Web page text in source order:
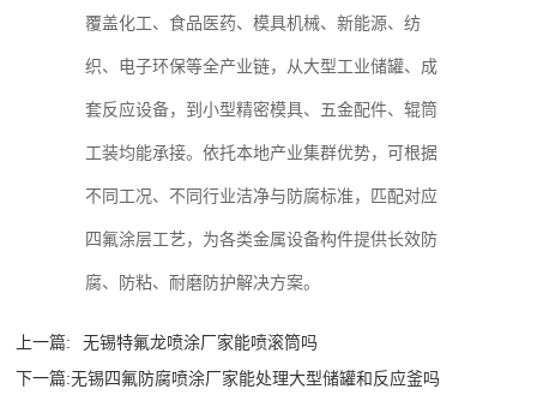
覆盖化工、食品医药、模具机械、新能源、纺
织、电子环保等全产业链，从大型工业储罐、成
套反应设备，到小型精密模具、五金配件、辊筒
工装均能承接。依托本地产业集群优势，可根据
不同工况、不同行业洁净与防腐标准，匹配对应
四氟涂层工艺，为各类金属设备构件提供长效防
腐、防粘、耐磨防护解决方案。
上一篇:
无锡特氟龙喷涂厂家能喷滚筒吗
下一篇:无锡四氟防腐喷涂厂家能处理大型储罐和反应釜吗